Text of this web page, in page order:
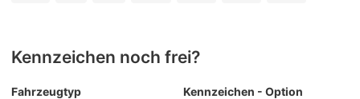
Kennzeichen noch frei?
Fahrzeugtyp Kennzeichen - Option